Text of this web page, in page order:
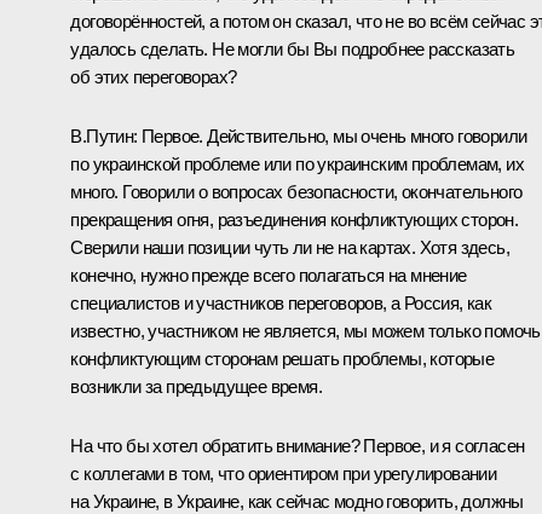
договорённостей, а потом он сказал, что не во всём сейчас
удалось сделать. Не могли бы Вы подробнее рассказать
об этих переговорах?
В.Путин: Первое. Действительно, мы очень много говорили
по украинской проблеме или по украинским проблемам, их
много. Говорили о вопросах безопасности, окончательного
прекращения огня, разъединения конфликтующих сторон.
Сверили наши позиции чуть ли не на картах. Хотя здесь,
конечно, нужно прежде всего полагаться на мнение
специалистов и участников переговоров, а Россия, как
известно, участником не является, мы можем только помочь
конфликтующим сторонам решать проблемы, которые
возникли за предыдущее время.
На что бы хотел обратить внимание? Первое, и я согласен
с коллегами в том, что ориентиром при урегулировании
на Украине, в Украине, как сейчас модно говорить, должны